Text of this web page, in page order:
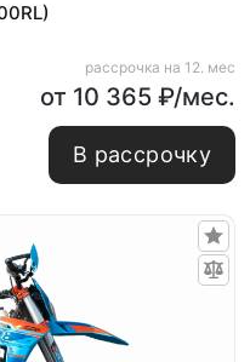
рассрочка на 12. мес
от 10 365 ₽/мес.
В рассрочку